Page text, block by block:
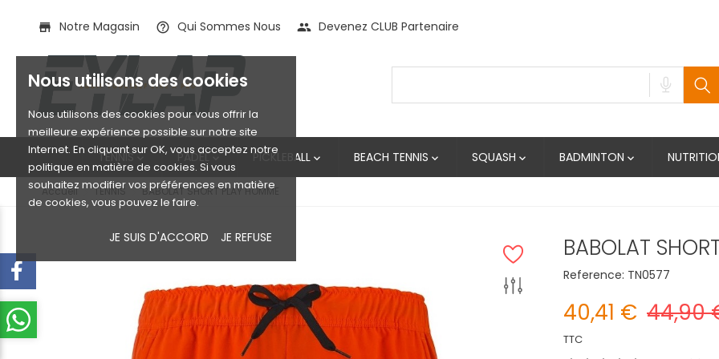
Nous utilisons des cookies
Nous utilisons des cookies pour vous offrir la
meilleure expérience possible sur notre site
Internet. En cliquant sur OK, vous acceptez notre
politique en matière de cookies. Si vous
souhaitez modifier vos préférences en matière
de cookies, vous pouvez le faire.
JE SUIS D'ACCORD JE REFUSE
store Notre Magasin help_outline Qui Sommes Nous people Devenez CLUB Partenaire
TENNIS PADEL PICKLEBALL  BEACH TENNIS  SQUASH  BADMINTON 
Accueil TENNIS BABOLAT SHORT PLAY HOMME
BABOLAT
Reference: TN0577
40,41 € 44,90
TTC